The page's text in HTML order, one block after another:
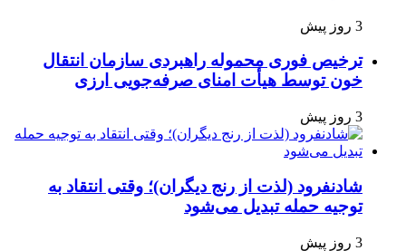
3 روز پیش
ترخیص فوری محموله راهبردی سازمان انتقال
خون توسط هیأت امنای صرفه‌جویی ارزی
3 روز پیش
شادنفرود (لذت از رنج دیگران)؛ وقتی انتقاد به
توجیه حمله تبدیل می‌شود
3 روز پیش